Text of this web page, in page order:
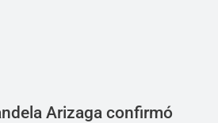
Arizaga confirmó